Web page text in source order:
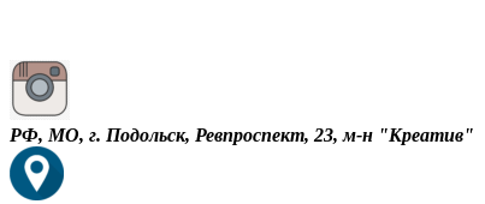
РФ, МО, г. Подольск, Ревпроспект, 23, м-н "Креатив"